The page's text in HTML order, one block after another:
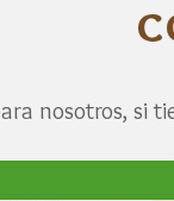
nosotros, si